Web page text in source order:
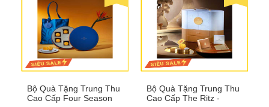
Bộ Quà Tặng Trung Thu
Cao Cấp Four Season
Bộ Quà Tặng Trung Thu
Cao Cấp The Ritz -